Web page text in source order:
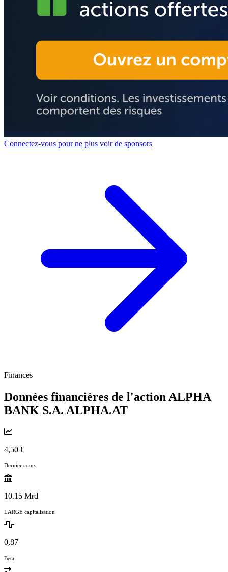
Connectez-vous pour ne plus voir de sponsors
Finances
Données financières de l'action ALPHA
BANK S.A. ALPHA.AT
4,50 €
Dernier cours
10.15 Mrd
LARGE capitalisation
0,87
Beta